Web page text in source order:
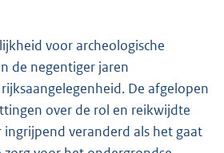
voor archeologische
de negentiger jaren
De afgelopen
over de rol en reikwijdte
veranderd als het gaat